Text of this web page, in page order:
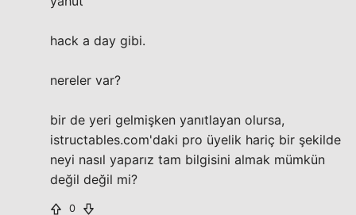
hack a day gibi.
nereler var?
bir de yeri gelmişken yanıtlayan olursa,
istructables.com'daki pro üyelik hariç bir şekilde
neyi nasıl yaparız tam bilgisini almak mümkün
değil değil mi?
0